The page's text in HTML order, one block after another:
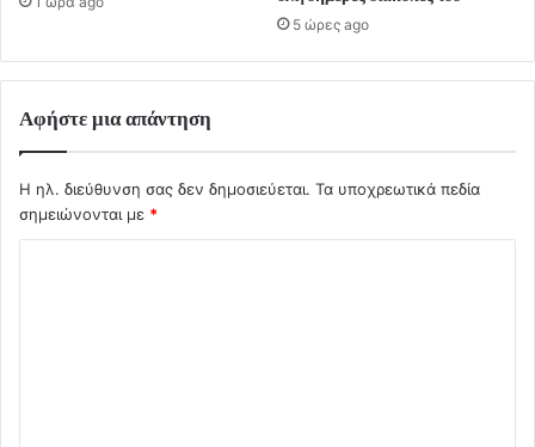
5 ώρες ago
Αφήστε μια απάντηση
Η ηλ. διεύθυνση σας δεν δημοσιεύεται. Τα υποχρεωτικά πεδία
σημειώνονται με *